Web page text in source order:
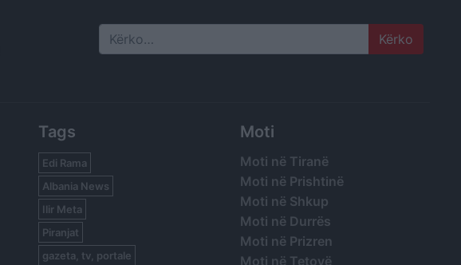
Search
Tags
Edi Rama
Albania News
Ilir Meta
Piranjat
gazeta, tv, portale
Moti
Moti në Tiranë
Moti në Prishtinë
Moti në Shkup
Moti në Durrës
Moti në Prizren
Moti në Tetovë